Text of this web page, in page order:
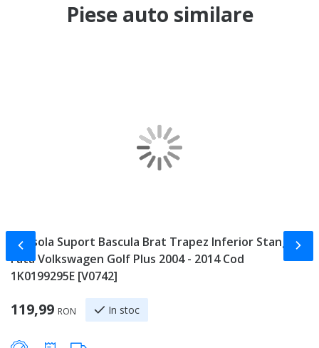
Piese auto similare
Consola Suport Bascula Brat Trapez Inferior Stanga
Fata Volkswagen Golf Plus 2004 - 2014 Cod
1K0199295E [V0742]
119,99 RON In stoc
Slide-ul anterior